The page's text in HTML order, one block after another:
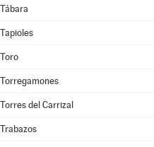
Tábara
Tapioles
Toro
Torregamones
Torres del Carrizal
Trabazos